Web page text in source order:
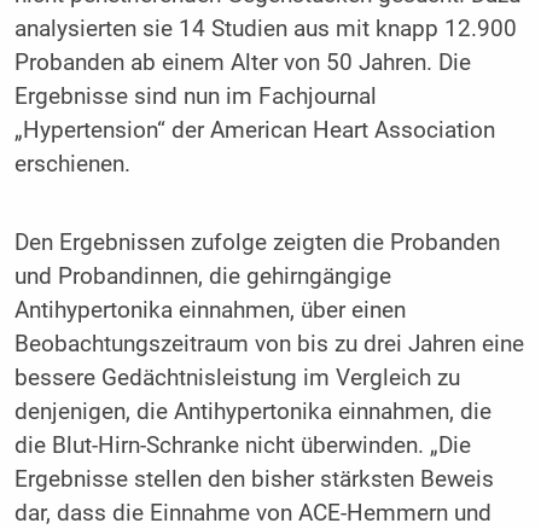
analysierten sie 14 Studien aus mit knapp 12.900
Probanden ab einem Alter von 50 Jahren. Die
Ergebnisse sind nun im Fachjournal
„Hypertension“ der American Heart Association
erschienen.
Den Ergebnissen zufolge zeigten die Probanden
und Probandinnen, die gehirngängige
Antihypertonika einnahmen, über einen
Beobachtungszeitraum von bis zu drei Jahren eine
bessere Gedächtnisleistung im Vergleich zu
denjenigen, die Antihypertonika einnahmen, die
die Blut-Hirn-Schranke nicht überwinden. „Die
Ergebnisse stellen den bisher stärksten Beweis
dar, dass die Einnahme von ACE-Hemmern und